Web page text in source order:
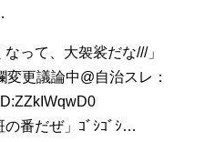
って、大袈裟だな///」
更議論中@自治スレ：
番だぜ」ｺﾞｼｺﾞｼ…